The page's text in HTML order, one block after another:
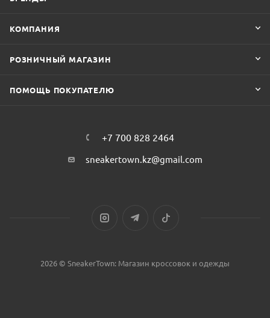
КОМПАНИЯ
РОЗНИЧНЫЙ МАГАЗИН
ПОМОЩЬ ПОКУПАТЕЛЮ
+7 700 828 2464
sneakertown.kz@gmail.com
2026 © SneakerTown: Магазин кроссовок и одежды